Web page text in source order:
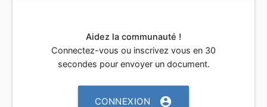
Aidez la communauté !
Connectez-vous ou inscrivez vous en 30
secondes pour envoyer un document.
CONNEXION account_circle